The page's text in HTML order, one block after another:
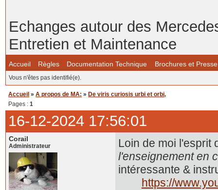
Echanges autour des
Entretien et Maintenance
Accueil Règles Documentation Technique Brochures et Presse
Vous n'êtes pas identifié(e).
Accueil »A propos de MA: » De viris curiosis urbi et orbi,
Pages :1
16-12-2024 17:56:01
Corail
Administrateur
Loin de moi l'esprit
l'enseignement en
intéressante &
https://